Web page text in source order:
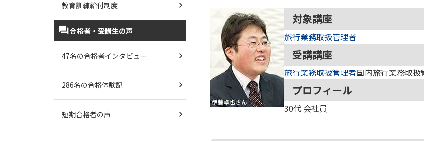
対象講座
旅行業務取扱管理者
受講講座
旅行業務取扱管理者国内旅行業務取扱
プロフィール
30代 会社員
教育訓練給付制度
合格者・受講生の声
47名の合格者インタビュー
286名の合格体験記
短期合格者の声